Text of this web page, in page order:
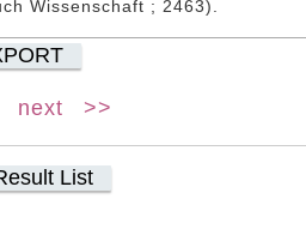
Wissenschaft ; 2463).
next >>
List